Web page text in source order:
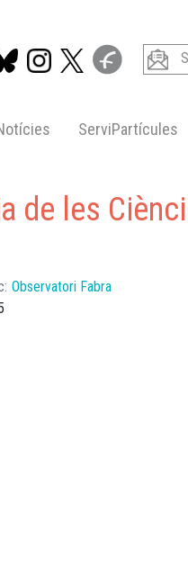
ServiPartícules
de les
Observatori Fabra